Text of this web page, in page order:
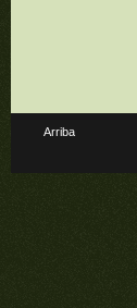
Arriba